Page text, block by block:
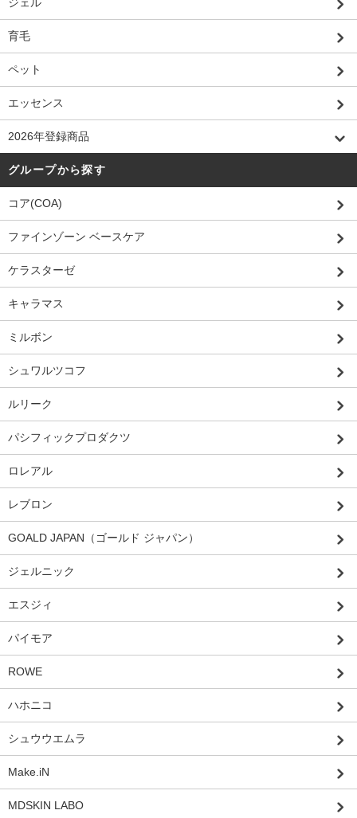
育毛
ペット
エッセンス
2026年登録商品
グループから探す
コア(COA)
ファインゾーン ベースケア
ケラスターゼ
キャラマス
ミルボン
シュワルツコフ
ルリーク
パシフィックプロダクツ
ロレアル
レブロン
GOALD JAPAN（ゴールド ジャパン）
ジェルニック
エスジィ
パイモア
ROWE
ハホニコ
シュウウエムラ
Make.iN
MDSKIN LABO